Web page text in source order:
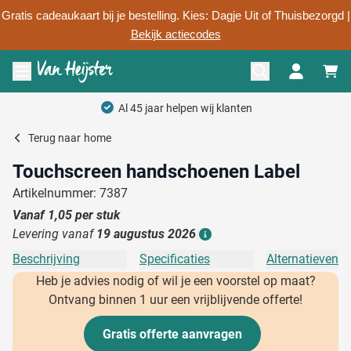
Gratis cadeaukaart bij je bestelling. Kies: Dagje Uit of Thuisbezorgd |
Bekijk actiecodes
Ga naar de inhoud
Menu openen
Al 45 jaar helpen wij klanten
Terug naar home
Touchscreen handschoenen Label
Artikelnummer: 7387
Vanaf 1,05 per stuk
Levering vanaf 19 augustus 2026
Beschrijving Specificaties
Alternatieven
Heb je advies nodig of wil je een voorstel op maat?
Ontvang binnen 1 uur een vrijblijvende offerte!
Gratis offerte aanvragen